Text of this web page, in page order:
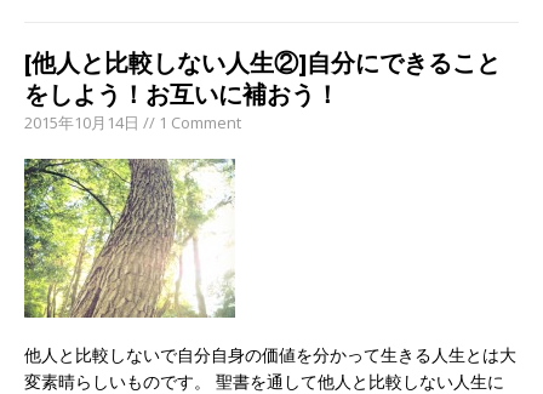
[他人と比較しない人生②]自分にできること
をしよう！お互いに補おう！
2015年10月14日 // 1 Comment
他人と比較しないで自分自身の価値を分かって生きる人生とは大
変素晴らしいものです。 聖書を通して他人と比較しない人生に